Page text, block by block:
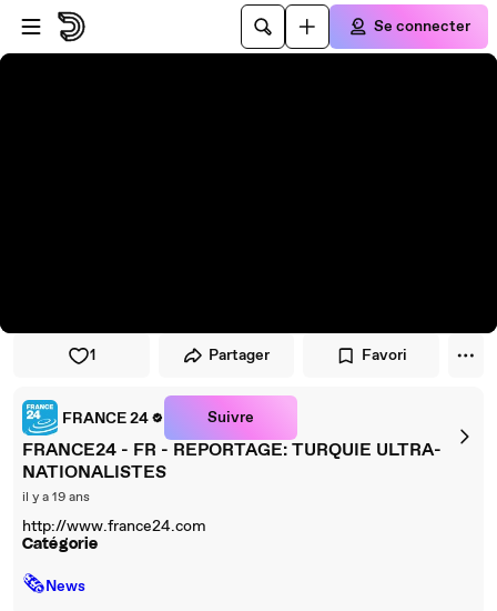
Passer au player
Passer au contenu principal
Se connecter
1 Partager Favori
FRANCE 24 Suivre
FRANCE24 - FR - REPORTAGE: TURQUIE ULTRA-
NATIONALISTES
il y a 19 ans
http://www.france24.com
Catégorie
🗞News